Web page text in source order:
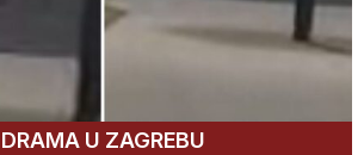
DRAMA U ZAGREBU